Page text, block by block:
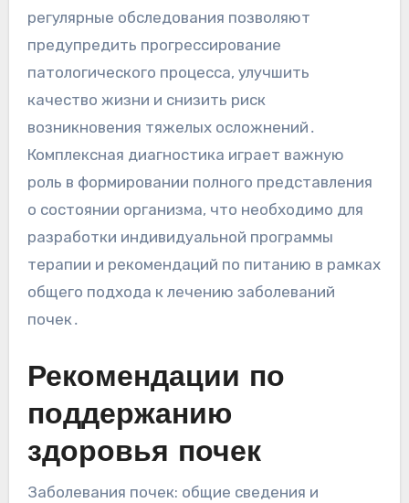
регулярные обследования позволяют
предупредить прогрессирование
патологического процесса, улучшить
качество жизни и снизить риск
возникновения тяжелых осложнений․
Комплексная диагностика играет важную
роль в формировании полного представления
о состоянии организма, что необходимо для
разработки индивидуальной программы
терапии и рекомендаций по питанию в рамках
общего подхода к лечению заболеваний
почек․
Рекомендации по
поддержанию
здоровья почек
Заболевания почек: общие сведения и